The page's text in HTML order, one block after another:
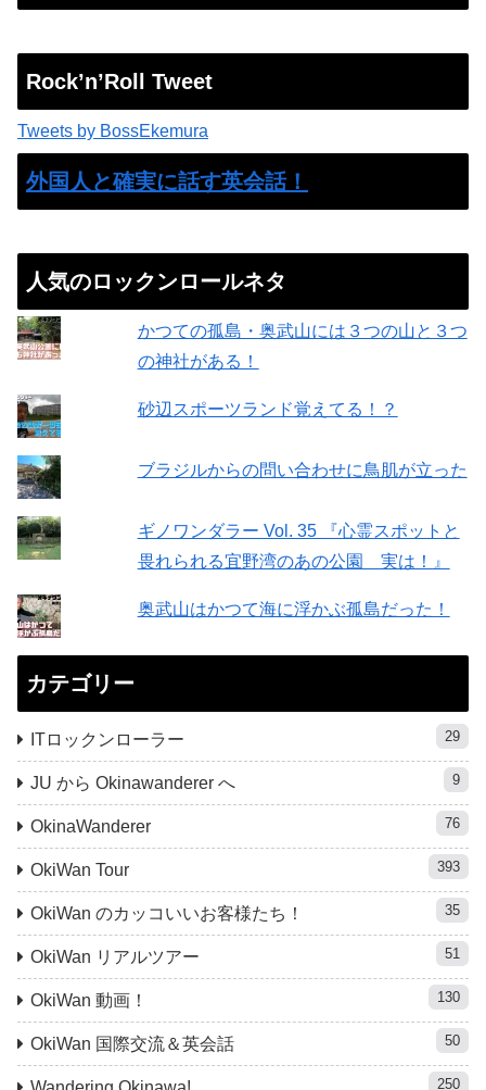
Rock’n’Roll Tweet
Tweets by BossEkemura
外国人と確実に話す英会話！
人気のロックンロールネタ
かつての孤島・奥武山には３つの山と３つ
の神社がある！
砂辺スポーツランド覚えてる！？
ブラジルからの問い合わせに鳥肌が立った
ギノワンダラー Vol. 35 『心霊スポットと
畏れられる宜野湾のあの公園 実は！』
奥武山はかつて海に浮かぶ孤島だった！
カテゴリー
ITロックンローラー 29
JU から Okinawanderer へ 9
OkinaWanderer 76
OkiWan Tour 393
OkiWan のカッコいいお客様たち！ 35
OkiWan リアルツアー 51
OkiWan 動画！ 130
OkiWan 国際交流＆英会話 50
250